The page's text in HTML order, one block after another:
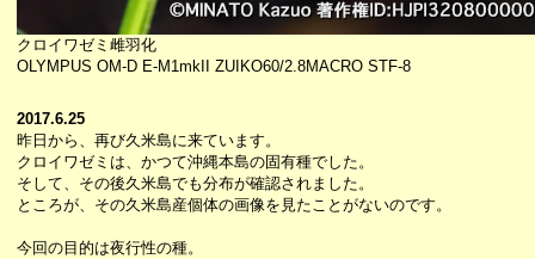
クロイワゼミ雌羽化
OLYMPUS OM-D E-M1mkII ZUIKO60/2.8MACRO STF-8
2017.6.25
昨日から、再び久米島に来ています。
クロイワゼミは、かつて沖縄本島の固有種でした。
そして、その後久米島でも分布が確認されました。
ところが、その久米島産個体の画像を見たことがないのです。
今回の目的は夜行性の種。